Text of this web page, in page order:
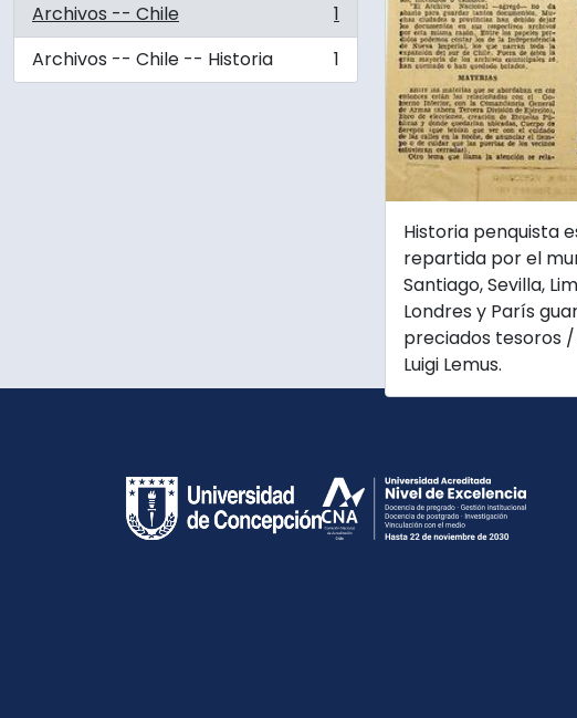
Archivos -- Chile
, 1 results
1
Archivos -- Chile -- Historia
, 1 results 1
Historia penquista
repartida por el
Santiago, Sevilla,
Londres y París
preciados tesoros
Luigi Lemus.